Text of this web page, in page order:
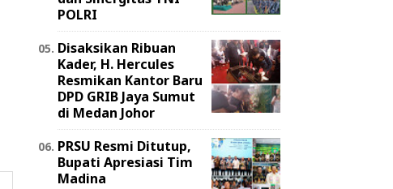
POLRI
Disaksikan Ribuan
Kader, H. Hercules
Resmikan Kantor Baru
DPD GRIB Jaya Sumut
di Medan Johor
PRSU Resmi Ditutup,
Bupati Apresiasi Tim
Madina